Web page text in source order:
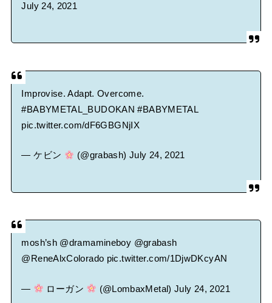
July 24, 2021
Improvise. Adapt. Overcome.
#BABYMETAL_BUDOKAN #BABYMETAL
pic.twitter.com/dF6GBGNjIX
— ケビン (@grabash) July 24, 2021
mosh’sh @dramamineboy @grabash
@ReneAlxColorado pic.twitter.com/1DjwDKcyAN
— ローガン (@LombaxMetal)July 24, 2021